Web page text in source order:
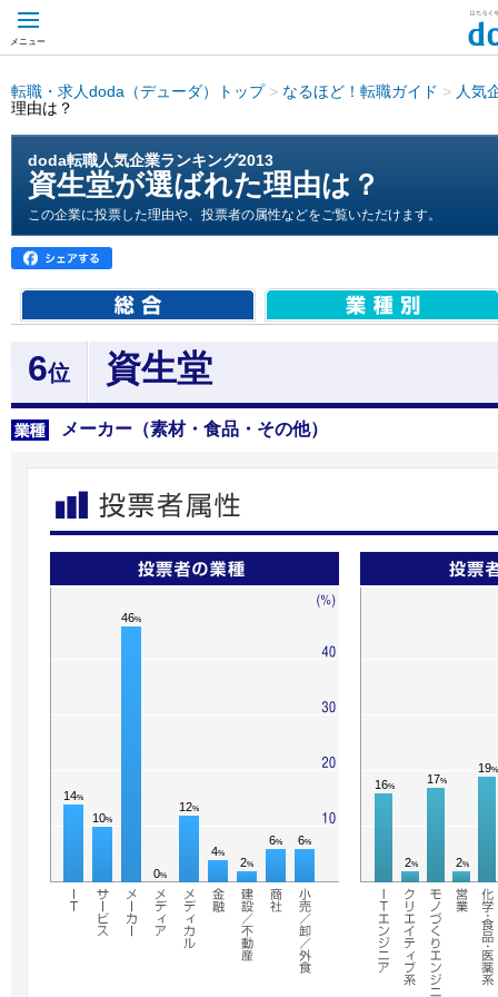
転職・求人doda（デューダ）トップ > なるほど！転職ガイド > 人気
理由は？
doda転職人気企業ランキング2013
資生堂が選ばれた理由は？
この企業に投票した理由や、投票者の属性などをご覧いただけます。
6位 資生堂
メーカー（素材・食品・その他）
14%
10%
46%
0%
12%
4%
2%
6% 6%
16%
2%
17%
2%
19%